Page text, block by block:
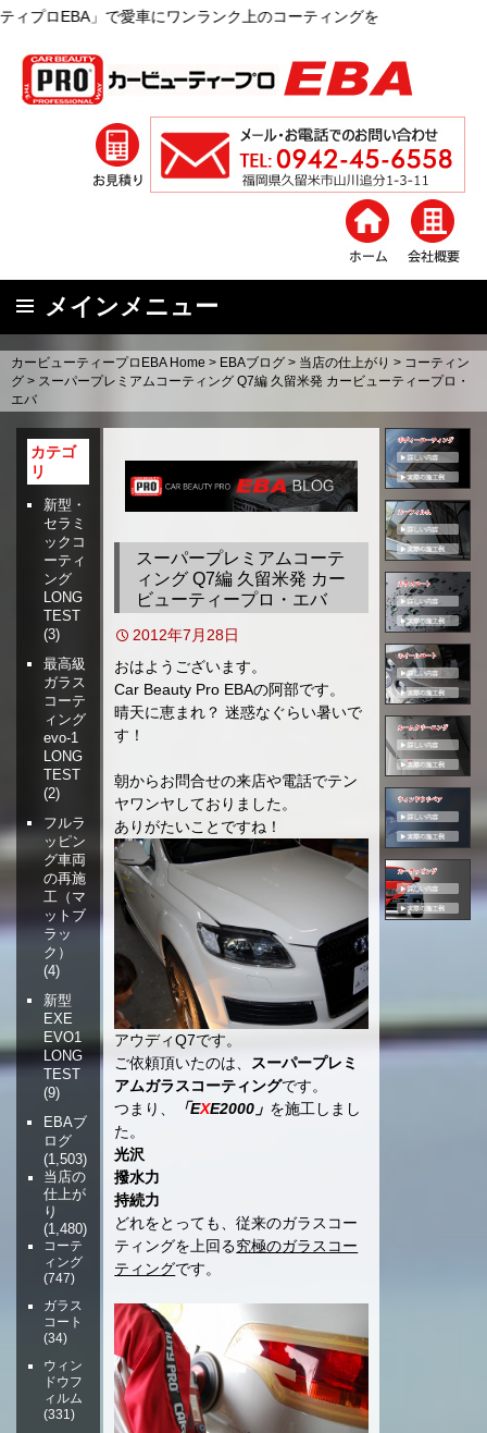
にワンランク上のコーティングを
メインメニュー
コ
ン
テ
カービューティープロEBA Home > EBAブログ > 当店の仕上がり > コーティン
グ > スーパープレミアムコーティング Q7編 久留米発 カービューティープロ・
エバ
スーパープレミアムコーテ
ィング Q7編 久留米発 カー
ビューティープロ・エバ
2012年7月28日
おはようございます。
Car Beauty Pro EBAの阿部です。
晴天に恵まれ？ 迷惑なぐらい暑いで
す！
朝からお問合せの来店や電話でテン
ヤワンヤしておりました。
ありがたいことですね！
アウディQ7です。
ご依頼頂いたのは、 スーパープレミ
アムガラスコーティングです。
つまり、
「EXE2000」 を施工しまし
た。
光沢
撥水力
持続力
どれをとっても、従来のガラスコー
ティングを上回る究極のガラスコー
ティングです。
カテゴ
リ
新型・
セラミ
ックコ
ーティ
ング
LONG
TEST
(3)
最高級
ガラス
コーテ
ィング
evo-1
LONG
TEST
(2)
フルラ
ッピン
グ車両
の再施
工（マ
ットブ
ラッ
ク）
(4)
新型
EXE
EVO1
LONG
TEST
(9)
EBAブ
ログ
(1,503)
当店の
仕上が
り
(1,480)
コーテ
ィング
(747)
ガラス
コート
(34)
ウィン
ドウフ
ィルム
(331)